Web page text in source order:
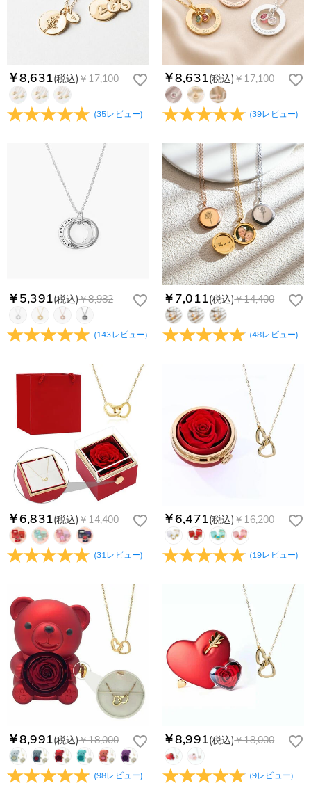
の国・地域によって送料が異なります。また、海外配送の際は
受取人様に関税が発生する場合がございます。
お客様が商品受け取り後、60日以内の未使用品の返品は可能で
す。受注生産品のため、返品は50%の返品手数料(材料費)が発
生致します。詳細は
キャンセル/返品について
までご確認くだ
注文＆支払いについて
注文後に注文の内容を変更できますか？
もし注文確認メールをご確認後、注文内容に間違いでもありま
したら、至急カスタマーサポート【Eメール：
service@drawelry.jp】までご連絡ください。ご連絡頂く時に注
文番号もお送りください。
Drawelryからのメールが届きません。
Drawelryからのメールが届いていない場合、次の可能性が考え
られます。原因①迷惑メールフォルダに移動されている。解決
迷惑メールでないよう操作して、service@drawelry.jp からの
メールが正しく届くように、迷惑メールフィルターの設定を変
更してください。原因②通信状態などによりメールの到着が遅
れている。解決策：数時間たっても届かない場合は、今後お送
りするメールも遅れる可能性がありますので、別のメールアド
レスからお名前とご住所を記載したメールを
service@drawelry.jp へ送信してください。原因③メールアド
レスの入力に誤りがある。解決策：お名前とご住所を記載した
メールを service@drawelry.jp へ送信してください。
支払方法は何がありますか？
Paypal、ApplePay、GooglePayからお選びいただけます。
コンビニ前払いのお支払い期限はいつまででしょう
コンビニ前払いのお支払い期限はご注文から 6 日間となりま
支払い情報は保護されますか？
お支払い情報は高度なセキュリティで保護されております。お
客様のお支払い情報は当社のサーバーに一切保存されません。
Paypal又はクレジットカート発行会社によって処理されます。
個人情報は保護されますか？
当社では、個人情報保護を目的としたコンプライアンスに則
り、プライバシーポリシーを定めています。お客様に安心かつ
安全にご利用いただけるよう最善の注意を払い、個人情報を厳
確認ください
￥8,631(税込)￥17,100
(35レビュー)
￥8,631(税込)￥17,100
(39レビュー)
￥5,391(税込)￥8,982
(143レビュー)
￥7,011(税込)￥14,400
(48レビュー)
￥6,831(税込)￥14,400
(31レビュー)
￥6,471(税込)￥16,200
(19レビュー)
￥8,991(税込)￥18,000
(98レビュー)
￥8,991(税込)￥18,000
(9レビュー)